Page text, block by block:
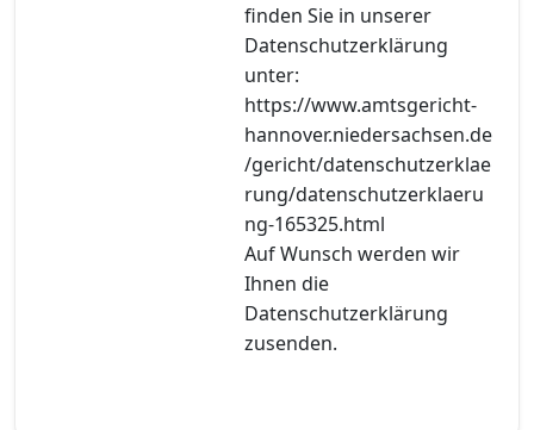
finden Sie in unserer
Datenschutzerklärung
unter:
https://www.amtsgericht-
hannover.niedersachsen.de
/gericht/datenschutzerklae
rung/datenschutzerklaeru
ng-165325.html
Auf Wunsch werden wir
Ihnen die
Datenschutzerklärung
zusenden.